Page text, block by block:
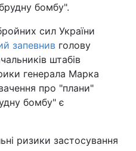
бомбу".
сил України
запевнив голову
штабів
генерала Марка
про "плани"
бомбу" є
ризики застосування